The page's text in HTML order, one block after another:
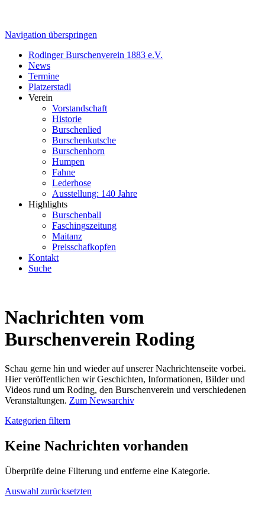
Navigation überspringen
Rodinger Burschenverein 1883 e.V.
News
Termine
Platzerstadl
Verein
Vorstandschaft
Historie
Burschenlied
Burschenkutsche
Burschenhorn
Humpen
Fahne
Lederhose
Ausstellung: 140 Jahre
Highlights
Burschenball
Faschingszeitung
Maitanz
Preisschafkopfen
Kontakt
Suche
Nachrichten vom
Burschenverein Roding
Schau gerne hin und wieder auf unserer Nachrichtenseite vorbei.
Hier veröffentlichen wir Geschichten, Informationen, Bilder und
Videos rund um Roding, den Burschenverein und verschiedenen
Veranstaltungen. Zum Newsarchiv
Kategorien filtern
Keine Nachrichten vorhanden
Überprüfe deine Filterung und entferne eine Kategorie.
Auswahl zurücksetzten